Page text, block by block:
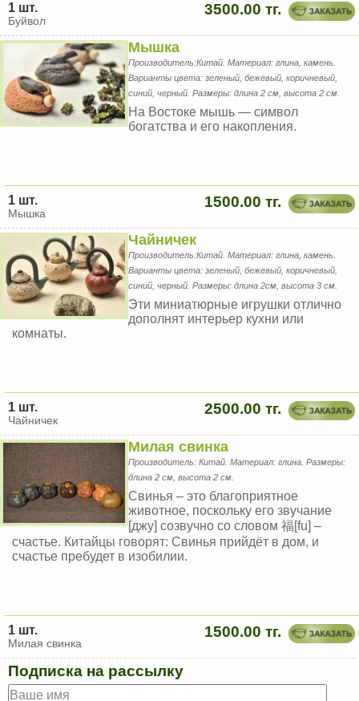
3500.00 тг.
1 шт.
Буйвол
Мышка
Производитель:Китай. Материал: глина, камень.
Варианты цвета: зеленый, бежевый, коричневый,
синий, черный. Размеры: длина 2 см, высота 2 см.
На Востоке мышь — символ
богатства и его накопления.
1500.00 тг.
1 шт.
Мышка
Чайничек
Производитель:Китай. Материал: глина, камень.
Варианты цвета: зеленый, бежевый, коричневый,
синий, черный. Размеры: длина 2см, высота 3 см.
Эти миниатюрные игрушки отлично
дополнят интерьер кухни или
комнаты.
2500.00 тг.
1 шт.
Чайничек
Милая свинка
Производитель: Китай. Материал: глина. Размеры:
длина 2 см, высота 2 см.
Свинья – это благоприятное
животное, поскольку его звучание
[джу] созвучно со словом 福[fu] –
счастье. Китайцы говорят: Свинья прийдёт в дом, и
счастье пребудет в изобилии.
1500.00 тг.
1 шт.
Милая свинка
Подписка на рассылку